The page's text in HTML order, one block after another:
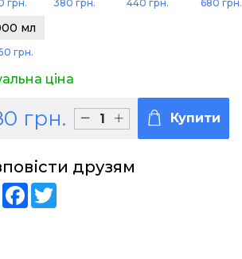
грн. 380 грн. 440 грн. 680 грн.
мл
грн.
ціна
грн. Купити
друзям
ShareFacebook